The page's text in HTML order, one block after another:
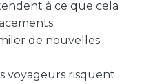
à ce que cela
de nouvelles
voyageurs risquent